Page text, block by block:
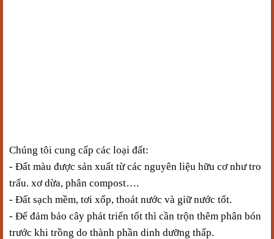
Chúng tôi cung cấp các loại đất:
- Đất màu được sản xuất từ các nguyên liệu hữu cơ như tro
trấu. xơ dừa, phân compost….
- Đất sạch mềm, tơi xốp, thoát nước và giữ nước tốt.
- Để đảm bảo cây phát triển tốt thì cần trộn thêm phân bón
trước khi trồng do thành phần dinh dưỡng thấp.